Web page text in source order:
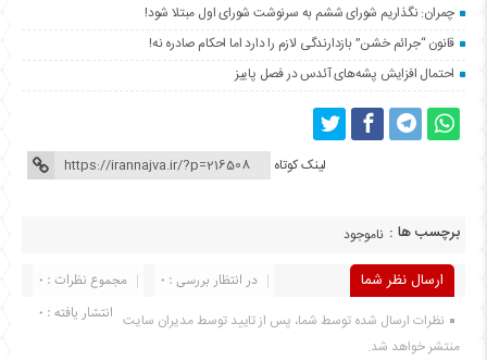
چمران: نگذاریم شورای ششم به سرنوشت شورای اول مبتلا شود!
قانون “جرائم خشن” بازدارندگی لازم را دارد اما احکام صادره نه!
احتمال افزایش پشه‌‌های آئدس در فصل پاییز
لینک کوتاه
برچسب ها : ناموجود
ارسال نظر شما مجموع نظرات : 0
در انتظار بررسی : 0
انتشار یافته : 0 نظرات ارسال شده توسط شما، پس از تایید توسط مدیران سایت
منتشر خواهد شد.